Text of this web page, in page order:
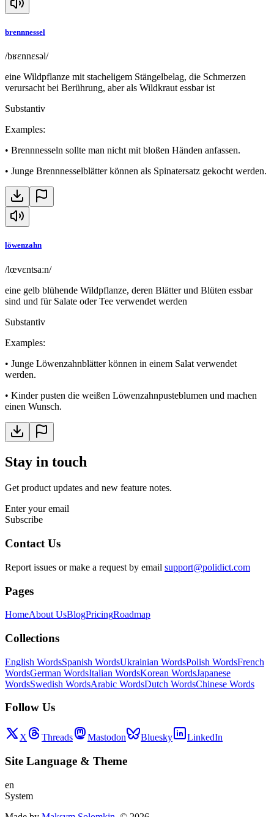
brennnessel
/bʁɛnnɛsəl/
eine Wildpflanze mit stacheligem Stängelbelag, die Schmerzen
verursacht bei Berührung, aber als Wildkraut essbar ist
Substantiv
Examples:
• Brennnesseln sollte man nicht mit bloßen Händen anfassen.
• Junge Brennnesselblätter können als Spinatersatz gekocht werden.
löwenzahn
/lœvɛntsaːn/
eine gelb blühende Wildpflanze, deren Blätter und Blüten essbar
sind und für Salate oder Tee verwendet werden
Substantiv
Examples:
• Junge Löwenzahnblätter können in einem Salat verwendet
werden.
• Kinder pusten die weißen Löwenzahnpusteblumen und machen
einen Wunsch.
Stay in touch
Get product updates and new feature notes.
Enter your email
Subscribe
Contact Us
Report issues or make a request by email support@polidict.com
Pages
HomeAbout UsBlogPricingRoadmap
Collections
English WordsSpanish WordsUkrainian WordsPolish WordsFrench
WordsGerman WordsItalian WordsKorean WordsJapanese
WordsSwedish WordsArabic WordsDutch WordsChinese Words
Follow Us
X Threads Mastodon Bluesky LinkedIn
Site Language & Theme
en
System